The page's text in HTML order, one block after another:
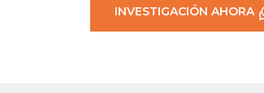
INVESTIGACIÓN AHORA